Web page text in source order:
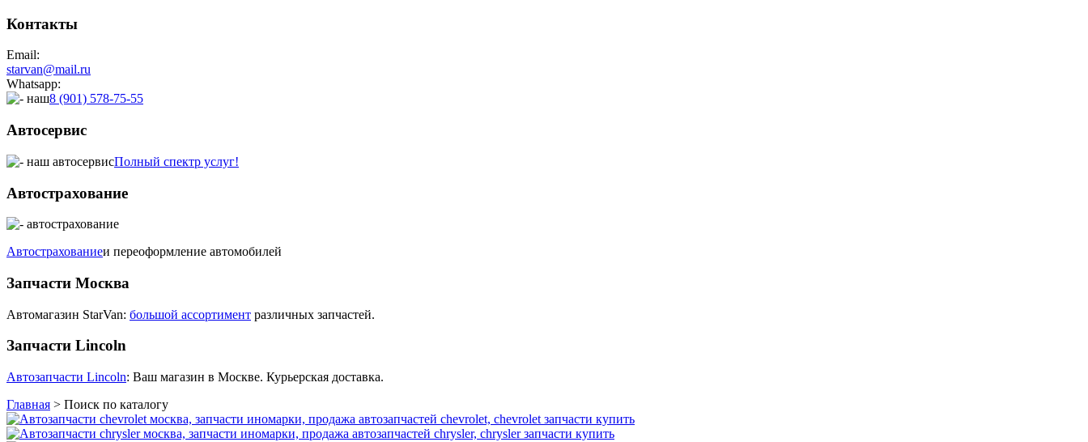
Контакты
Email:
starvan@mail.ru
Whatsapp:
8 (901) 578-75-55
Автосервис
Полный спектр услуг!
Автострахование
Автострахованиеи переоформление автомобилей
Запчасти Москва
Автомагазин StarVan: большой ассортимент различных запчастей.
Запчасти Lincoln
Автозапчасти Lincoln: Ваш магазин в Москве. Курьерская доставка.
Главная > Поиск по каталогу